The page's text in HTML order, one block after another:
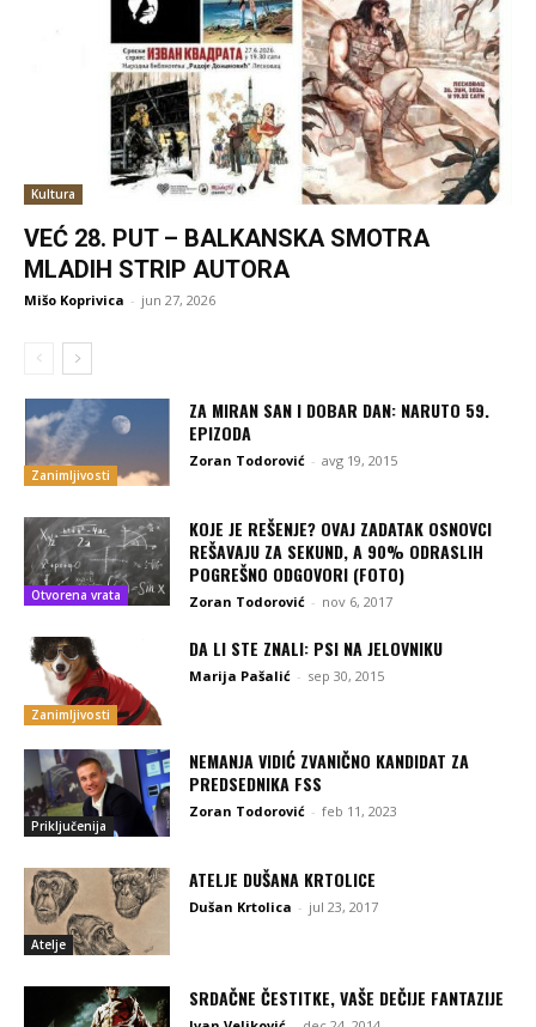
Kultura
VEĆ 28. PUT – BALKANSKA SMOTRA
MLADIH STRIP AUTORA
Mišo Koprivica - jun 27, 2026
Zanimljivosti
ZA MIRAN SAN I DOBAR DAN: NARUTO 59.
EPIZODA
Zoran Todorović - avg 19, 2015
Otvorena vrata
KOJE JE REŠENJE? OVAJ ZADATAK OSNOVCI
REŠAVAJU ZA SEKUND, A 90% ODRASLIH
POGREŠNO ODGOVORI (FOTO)
Zoran Todorović - nov 6, 2017
Zanimljivosti
DA LI STE ZNALI: PSI NA JELOVNIKU
Marija Pašalić - sep 30, 2015
Priključenija
NEMANJA VIDIĆ ZVANIČNO KANDIDAT ZA
PREDSEDNIKA FSS
Zoran Todorović - feb 11, 2023
Atelje
ATELJE DUŠANA KRTOLICE
Dušan Krtolica - jul 23, 2017
SRDAČNE ČESTITKE, VAŠE DEČIJE FANTAZIJE